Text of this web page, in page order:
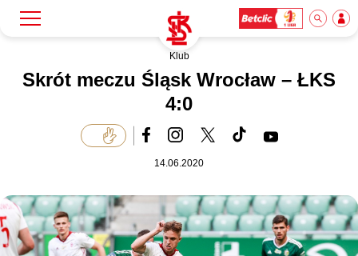
Klub
Akademia
Klub
Skrót meczu Śląsk Wrocław – ŁKS
4:0
14.06.2020